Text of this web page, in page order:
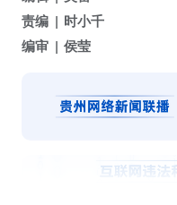
责编
时小千
编审
侯莹